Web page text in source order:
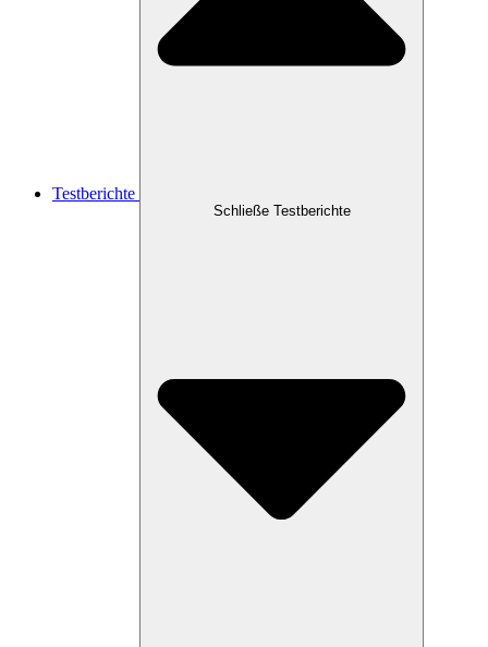
Testberichte
Schließe Testberichte